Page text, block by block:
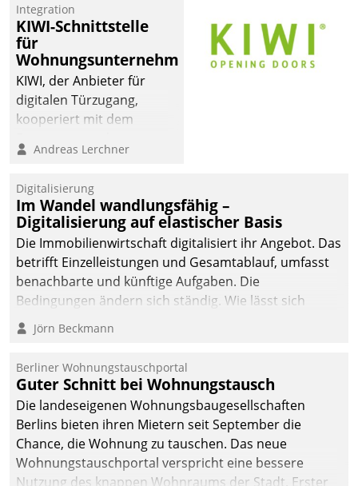
Datatrain. Die meravis
Wohnungsbau- und
Immobilien GmbH hat
sich dabei für den Betrieb
der Lösung über die SAP
Cloud Platform
Unternehmen am
Integration
KIWI-Schnittstelle
für
Wohnungsunternehmen
KIWI, der Anbieter für
digitalen Türzugang,
kooperiert mit dem
Softwareentwicklungshaus
Andreas Lerchner
Digitalisierung
Im Wandel wandlungsfähig –
Digitalisierung auf elastischer Basis
Die Immobilienwirtschaft digitalisiert ihr Angebot. Das
betrifft Einzelleistungen und Gesamtablauf, umfasst
benachbarte und künftige Aufgaben. Die
Bedingungen ändern sich ständig. Wie lässt sich
technisch die Kontrolle wahren und zugleich Freiraum
fürs Wachsen öffnen?
Jörn Beckmann
Berliner Wohnungstauschportal
Guter Schnitt bei Wohnungstausch
Die landeseigenen Wohnungsbaugesellschaften
Berlins bieten ihren Mietern seit September die
Chance, die Wohnung zu tauschen. Das neue
Wohnungstauschportal verspricht eine bessere
Nutzung des knappen Wohnraums der Stadt. Erster